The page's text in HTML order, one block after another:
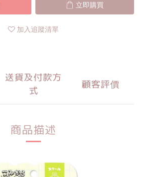
立即購買
加入追蹤清單
送貨及付款方
式
顧客評價
商品描述